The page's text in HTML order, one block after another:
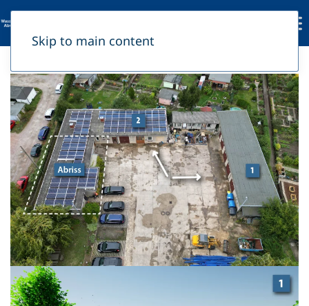
Skip to main content